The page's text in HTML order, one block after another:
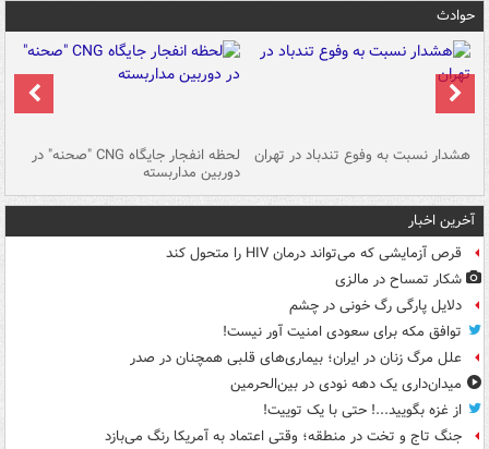
حوادث
هشدار نسبت به وفوع تندباد در تهران لحظه انفجار جایگاه CNG "صحنه" در
دوربین مداربسته
آخرین اخبار
قرص آزمایشی که می‌تواند درمان HIV را متحول کند
شکار تمساح در مالزی
دلایل پارگی رگ خونی در چشم
توافق مکه برای سعودی امنیت آور نیست!
علل مرگ زنان در ایران؛ بیماری‌های قلبی همچنان در صدر
میدان‌داری یک دهه نودی در بین‌الحرمین
از غزه بگویید...! حتی با یک توییت!
جنگ تاج و تخت در منطقه؛ وقتی اعتماد به آمریکا رنگ می‌بازد